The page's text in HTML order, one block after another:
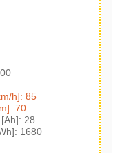
h]: 85
70
28
1680